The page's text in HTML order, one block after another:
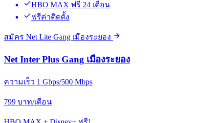
HBO MAX ฟรี 24 เดือน
ฟรีค่าติดตั้ง
สมัคร Net Lite Gang เมืองระยอง
Net Inter Plus Gang เมืองระยอง
ความเร็ว 1 Gbps/500 Mbps
799 บาท/เดือน